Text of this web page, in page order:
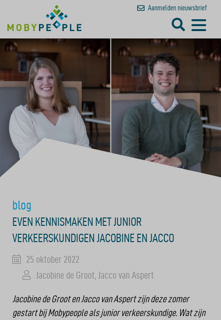
Aanmelden nieuwsbrief
blog
EVEN KENNISMAKEN MET JUNIOR
VERKEERSKUNDIGEN JACOBINE EN JACCO
25 oktober 2022
Jacobine de Groot, Jacco van Aspert
Jacobine de Groot en Jacco van Aspert zijn deze zomer
gestart bij Mobypeople als junior verkeerskundige. Wat zijn